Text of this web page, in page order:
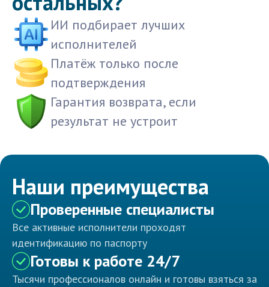
ИИ подбирает лучших
исполнителей
Платёж только после
подтверждения
Гарантия возврата, если
результат не устроит
Наши преимущества
Проверенные специалисты
Все активные исполнители проходят
идентификацию по паспорту
Готовы к работе 24/7
Тысячи профессионалов онлайн и готовы взяться за